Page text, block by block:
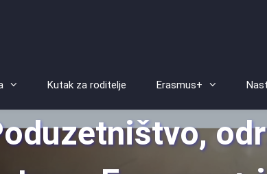
Kutak za roditelje Erasmus+